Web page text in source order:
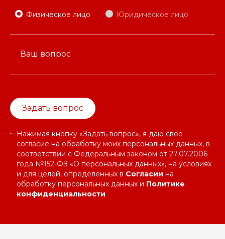
Физическое лицо Юридическое лицо
Ваш вопрос
Задать вопрос
Нажимая кнопку «Задать вопрос», я даю свое
согласие на обработку моих персональных данных, в
соответствии с Федеральным законом от 27.07.2006
года №152-ФЗ «О персональных данных», на условиях
и для целей, определенных в Согласии на
обработку персональных данных и Политике
конфиденциальности